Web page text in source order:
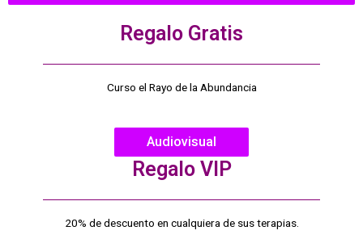
Regalo Gratis
Curso el Rayo de la Abundancia
Audiovisual
Regalo VIP
20% de descuento en cualquiera de sus terapias.